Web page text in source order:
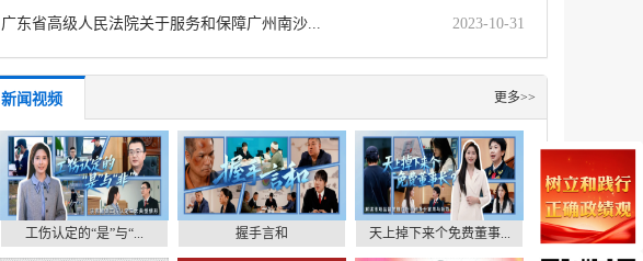
广东省高级人民法院关于服务和保障广州南沙...
2023-10-31
新闻视频 更多>>
工伤认定的“是”与“... 握手言和 天上掉下来个免费董事...